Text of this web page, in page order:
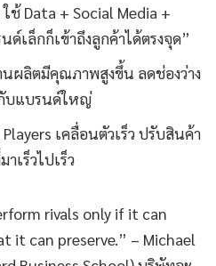
Data + Social Media +
เล็กก็เข้าถึงลูกค้าได้ตรงจุด”
นผลิตมีคุณภาพสูงขึ้น ลดช่องว่าง
บแบรนด์ใหญ่
เคลื่อนตัวเร็ว ปรับสินค้า
เร็วไปเร็ว
rivals only if it can
it can preserve.” – Michael